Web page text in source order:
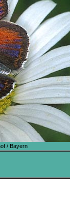
/ Bayern